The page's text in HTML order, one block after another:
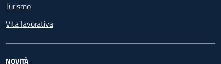
Turismo
Vita lavorativa
NOVITÀ